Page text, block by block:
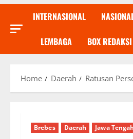
INTERNASIONAL
LEMBAGA BOX REDAKSI
Home Daerah Ratusan
Brebes Daerah Jawa Tengah